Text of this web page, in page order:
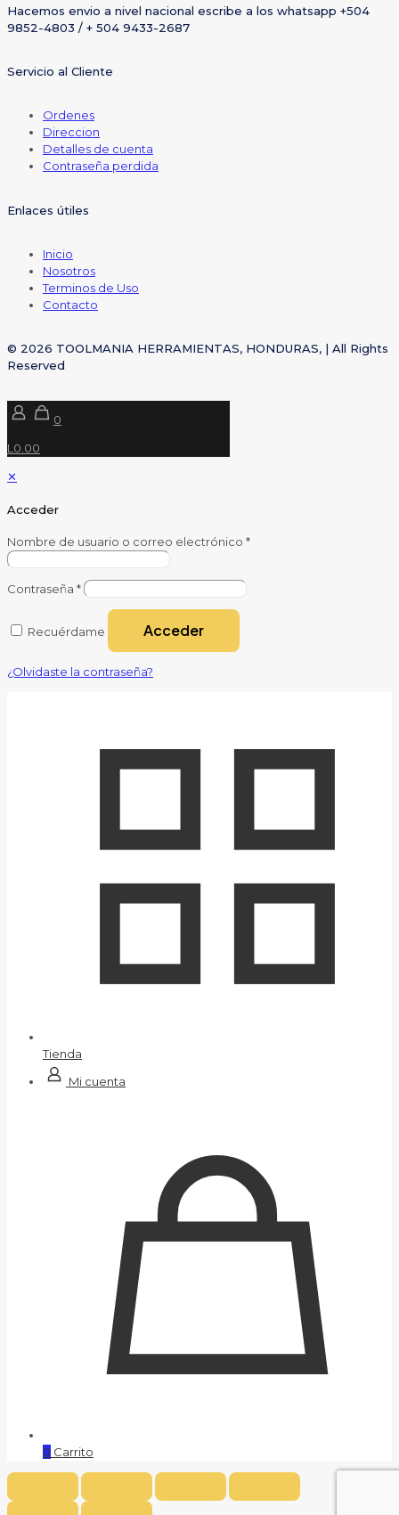
Hacemos envio a nivel nacional escribe a los whatsapp +504
9852-4803 / + 504 9433-2687
Servicio al Cliente
Ordenes
Direccion
Detalles de cuenta
Contraseña perdida
Enlaces útiles
Inicio
Nosotros
Terminos de Uso
Contacto
© 2026 TOOLMANIA HERRAMIENTAS, HONDURAS, | All Rights
Reserved
0
L0.00
✕
Acceder
Nombre de usuario o correo electrónico *
Contraseña *
Recuérdame Acceder
¿Olvidaste la contraseña?
Tienda
Mi cuenta
0 Carrito